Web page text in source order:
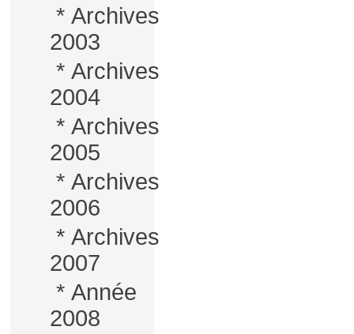
* Archives
2003
* Archives
2004
* Archives
2005
* Archives
2006
* Archives
2007
* Année
2008